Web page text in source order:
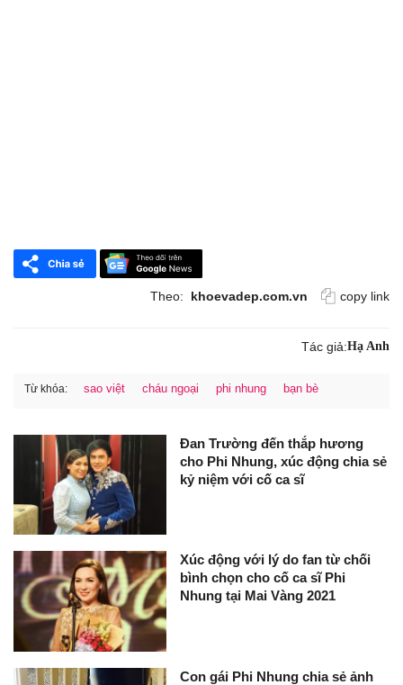
Theo: khoevadep.com.vn copy link
Tác giả:Hạ Anh
Từ khóa: sao việt cháu ngoại phi nhung bạn bè
Đan Trường đến thắp hương
cho Phi Nhung, xúc động chia sẻ
kỷ niệm với cố ca sĩ
Xúc động với lý do fan từ chối
bình chọn cho cố ca sĩ Phi
Nhung tại Mai Vàng 2021
Con gái Phi Nhung chia sẻ ảnh